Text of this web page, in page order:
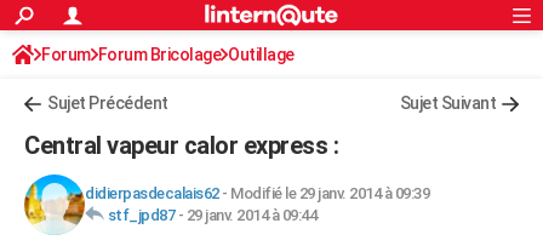
ACTUALITÉS
Politique
Société
Faits Divers
Education
Monde
Villes
+
FINANCE
Retraite
Impôts
Epargne
Immobilier
Risques naturels par ville
Banque
Assurance
Crédit
AUTO
S'inscrire
Connexion
Forum Forum Bricolage Outillage
Sujet Précédent Sujet Suivant
Central vapeur calor express :
didierpasdecalais62- Modifié le 29 janv. 2014 à 09:39
stf_jpd87- 29 janv. 2014 à 09:44